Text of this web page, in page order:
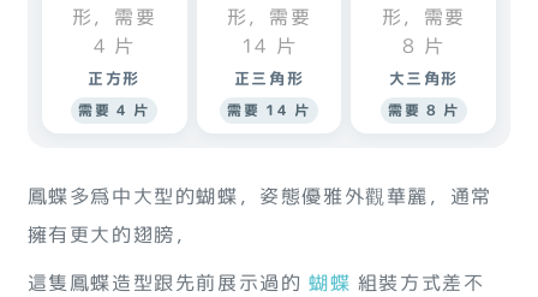
正方形
需要 4 片
正三角形
需要 14 片
大三角形
需要 8 片
鳳蝶多爲中大型的蝴蝶，姿態優雅外觀華麗，通常
擁有更大的翅膀，
這隻鳳蝶造型跟先前展示過的 蝴蝶 組裝方式差不